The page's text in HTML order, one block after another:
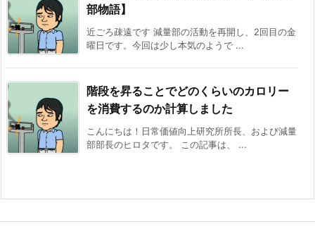
部物語】
近ごろ疎遠です 減量部の活動を再開し、2回目の金
曜日です。今回は少し本気のようで ...
階段を昇ることでどのくらいのカロリー
を消費するのか計算しました
こんにちは！日常価値向上研究所所長、および減量
部部長のヒロタです。 この記事は、 ...